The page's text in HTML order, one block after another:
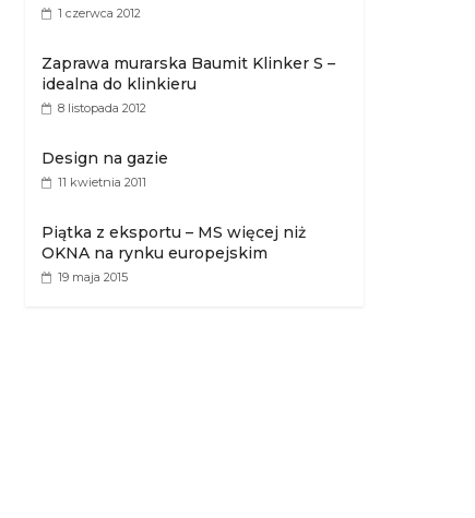
1 czerwca 2012
Zaprawa murarska Baumit Klinker S –
idealna do klinkieru
8 listopada 2012
Design na gazie
11 kwietnia 2011
Piątka z eksportu – MS więcej niż
OKNA na rynku europejskim
19 maja 2015